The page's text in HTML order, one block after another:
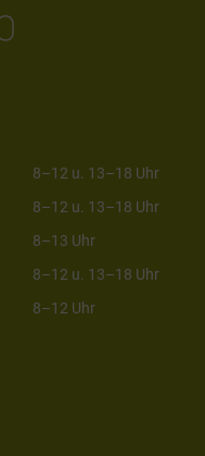
8–12 u. 13–18 Uhr
8–12 u. 13–18 Uhr
8–13 Uhr
8–12 u. 13–18 Uhr
8–12 Uhr